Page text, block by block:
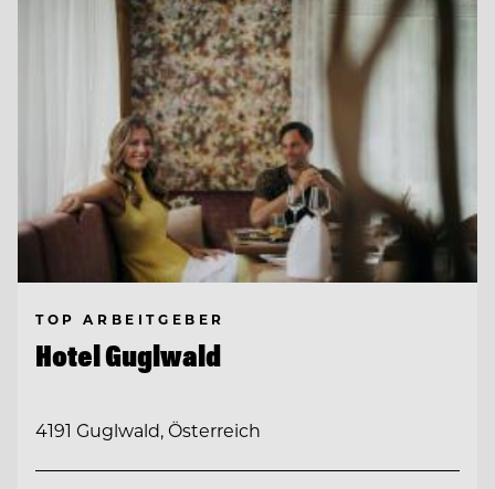
TOP ARBEITGEBER
Hotel Guglwald
4191 Guglwald, Österreich